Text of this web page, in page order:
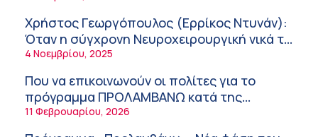
Νοσοκομείο Πατρών
9:03 πμ
Χρήστος Γεωργόπουλος – «ΕΡΡΙΚΟΣ
ΝΤΥΝΑΝ»/ΚΕΝΤΡΟ ΑΝΑΠΛΑΣΗ
8:58 πμ
Tanmaxxing: To trend που στέλνει τη Gen Z
Χρήστος Γεωργόπουλος (Ερρίκος Ντυνάν):
Όταν η σύγχρονη Νευροχειρουργική νικά το
φόβο!
4 Νοεμβρίου, 2025
Που να επικοινωνούν οι πολίτες για το
πρόγραμμα ΠΡΟΛΑΜΒΑΝΩ κατά της
παχυσαρκίας
11 Φεβρουαρίου, 2026